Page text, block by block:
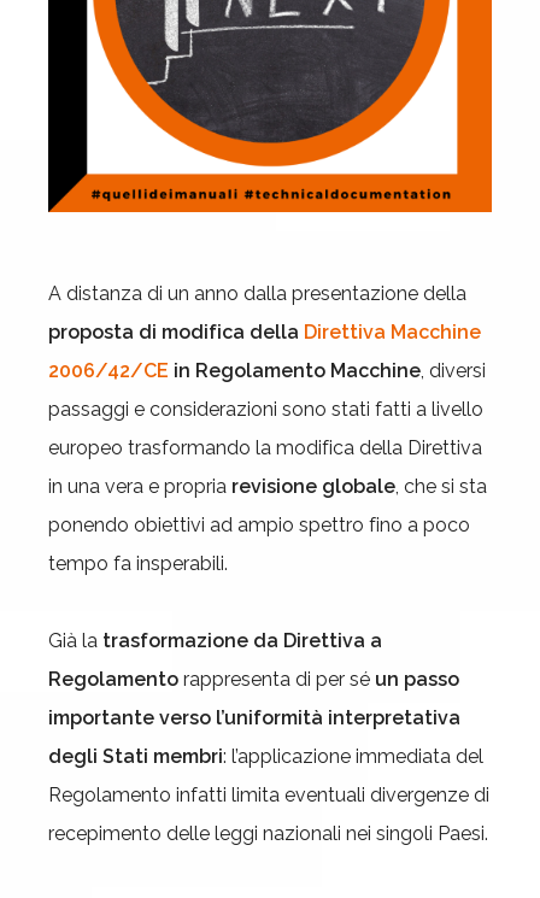
A distanza di un anno dalla presentazione della
proposta di modifica della Direttiva Macchine
2006/42/CE in Regolamento Macchine, diversi
passaggi e considerazioni sono stati fatti a livello
europeo trasformando la modifica della Direttiva
in una vera e propria revisione globale, che si sta
ponendo obiettivi ad ampio spettro fino a poco
tempo fa insperabili.
Già la trasformazione da Direttiva a
Regolamento rappresenta di per sé un passo
importante verso l’uniformità interpretativa
degli Stati membri: l’applicazione immediata del
Regolamento infatti limita eventuali divergenze di
recepimento delle leggi nazionali nei singoli Paesi.